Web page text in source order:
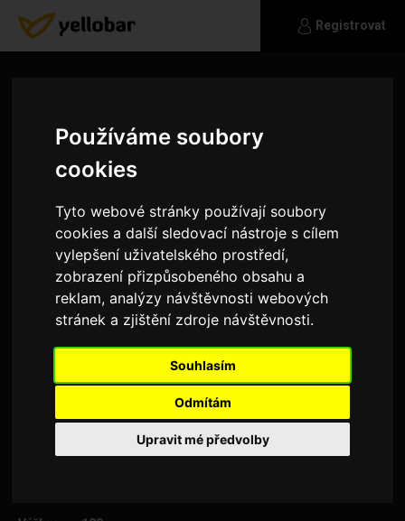
Používáme soubory
cookies
Tyto webové stránky používají soubory
cookies a další sledovací nástroje s cílem
vylepšení uživatelského prostředí,
zobrazení přizpůsobeného obsahu a
reklam, analýzy návštěvnosti webových
stránek a zjištění zdroje návštěvnosti.
Souhlasím
Odmítám
Upravit mé předvolby
Registrovat
Ampi